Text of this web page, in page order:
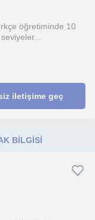
öğretiminde 10
iletişime geç
BİLGİSİ